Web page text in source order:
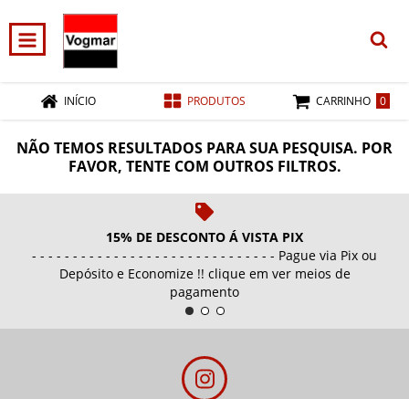
INÍCIO PRODUTOS CARRINHO 0
NÃO TEMOS RESULTADOS PARA SUA PESQUISA. POR
FAVOR, TENTE COM OUTROS FILTROS.
15% DE DESCONTO Á VISTA PIX
- - - - - - - - - - - - - - - - - - - - - - - - - - - - - - Pague via Pix ou
Depósito e Economize !! clique em ver meios de
pagamento